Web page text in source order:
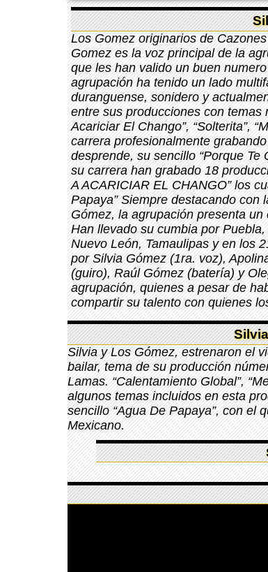
Los Gomez originarios de
Gomez es la voz principal de la
que les han valido un buen
agrupación ha tenido un lado
duranguense, sonidero y
entre sus producciones con temas
Acariciar El Chango”, “Solterita”,
carrera profesionalmente
desprende, su sencillo “Porque
su carrera han grabado 18
A ACARICIAR EL CHANGO” los
Papaya” Siempre destacando
Gómez, la agrupación presenta
Han llevado su cumbia por
Nuevo León, Tamaulipas y en los
por Silvia Gómez (1ra. voz),
(guiro), Raúl Gómez (batería) y
agrupación, quienes a pesar de
compartir su talento con quienes
Silvia y Los Gómez, estrenaron el
bailar, tema de su producción
Lamas. “Calentamiento Global”,
algunos temas incluidos en esta
sencillo “Agua De Papaya”, con el
Mexicano.